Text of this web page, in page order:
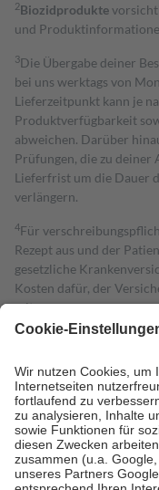
2Biozidprodukte
und
3Die Übergabe deiner
bei uns werktags von
Lieferzeitpunkt kann je
Produktverfügbarkeit
abweichen. Darüber
Prüfungen, die zu
Lieferfrist um die Dauer
verlängern.
4Für
Rezept aus und der
gesetzliche
Kosten dafür, der
mit.
Grundsätzlich leisten
höchstens zehn Euro.
Es
Kosten der Leistung zu
Diese Regeln gelten
Bei Heilmitteln und
Zuzahlung zehn Prozent
Verordnung.
Um das Engagement der